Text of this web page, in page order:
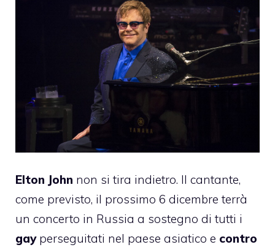
Elton John non si tira indietro. Il cantante,
come previsto, il prossimo 6 dicembre terrà
un concerto in Russia a sostegno di tutti i
gayperseguitati nel paese asiatico e contro